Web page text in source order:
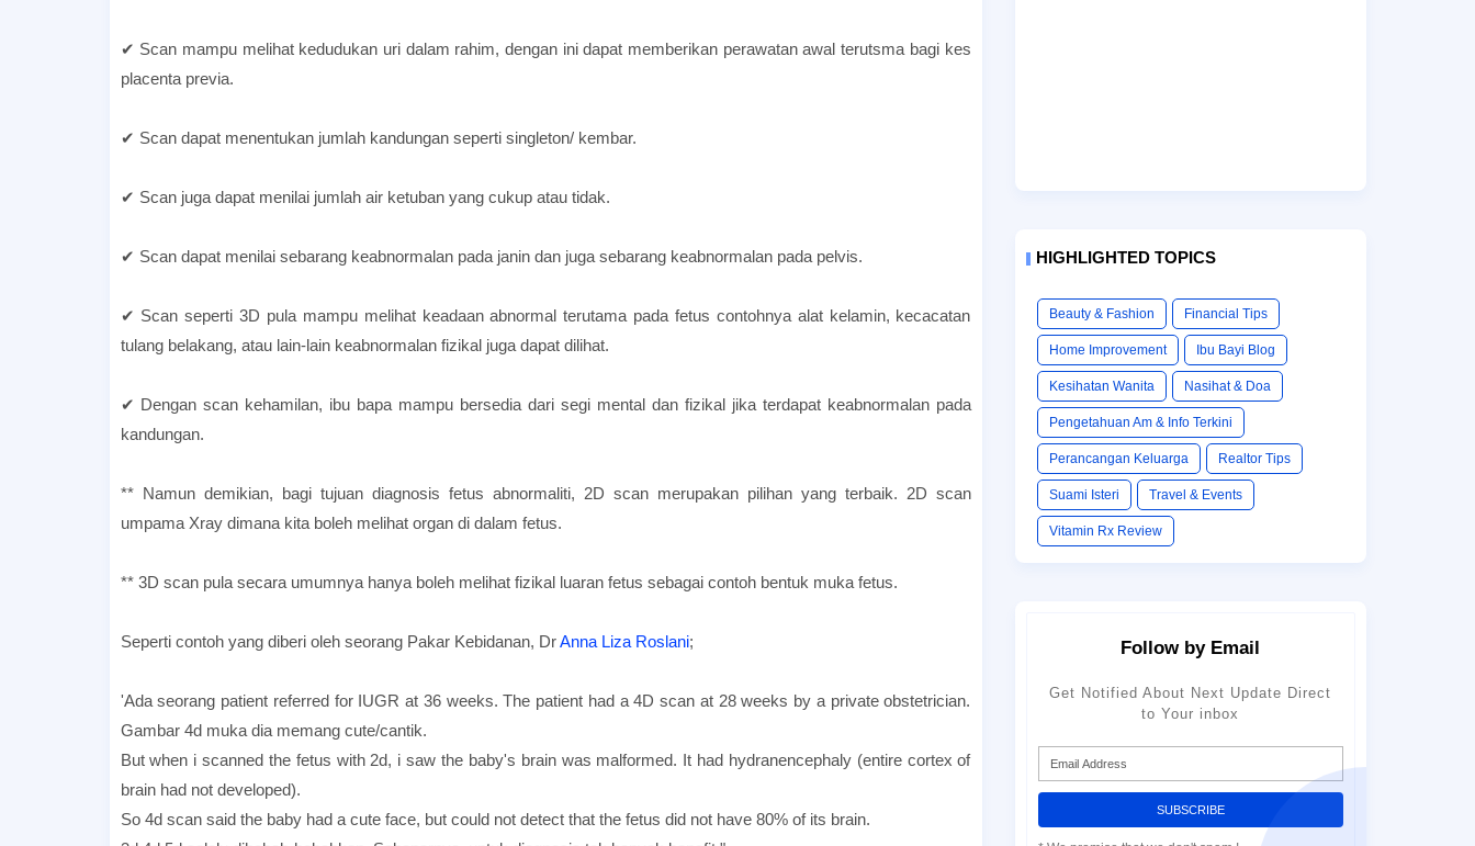
✔ Scan mampu melihat kedudukan uri dalam rahim, dengan ini dapat memberikan perawatan awal terutsma bagi kes
placenta previa.
✔ Scan dapat menentukan jumlah kandungan seperti singleton/ kembar.
✔ Scan juga dapat menilai jumlah air ketuban yang cukup atau tidak.
✔ Scan dapat menilai sebarang keabnormalan pada janin dan juga sebarang keabnormalan pada pelvis.
✔ Scan seperti 3D pula mampu melihat keadaan abnormal terutama pada fetus contohnya alat kelamin, kecacatan
tulang belakang, atau lain-lain keabnormalan fizikal juga dapat dilihat.
✔ Dengan scan kehamilan, ibu bapa mampu bersedia dari segi mental dan fizikal jika terdapat keabnormalan pada
kandungan.
** Namun demikian, bagi tujuan diagnosis fetus abnormaliti, 2D scan merupakan pilihan yang terbaik. 2D scan
umpama Xray dimana kita boleh melihat organ di dalam fetus.
** 3D scan pula secara umumnya hanya boleh melihat fizikal luaran fetus sebagai contoh bentuk muka fetus.
Seperti contoh yang diberi oleh seorang Pakar Kebidanan, DrAnna Liza Roslani;
'Ada seorang patient referred for IUGR at 36 weeks. The patient had a 4D scan at 28 weeks by a private obstetrician.
Gambar 4d muka dia memang cute/cantik.
But when i scanned the fetus with 2d, i saw the baby's brain was malformed. It had hydranencephaly (entire cortex of
brain had not developed).
So 4d scan said the baby had a cute face, but could not detect that the fetus did not have 80% of its brain.
HIGHLIGHTED TOPICS
Beauty & Fashion Financial Tips
Home Improvement Ibu Bayi Blog
Kesihatan Wanita Nasihat & Doa
Pengetahuan Am & Info Terkini
Perancangan Keluarga Realtor Tips
Suami Isteri Travel & Events
Vitamin Rx Review
Follow by Email
Get Notified About Next Update Direct
to Your inbox